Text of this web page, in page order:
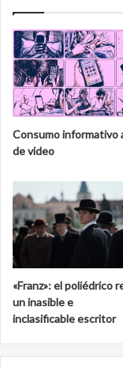
Consumo informativo
de video
«Franz»: el poliédrico
un inasible e
inclasificable escritor